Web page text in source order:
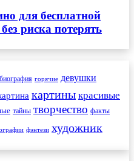
для бесплатной
риска потерять
биография горячие девушки
картины красивые
тайны творчество факты
фэнтези художник